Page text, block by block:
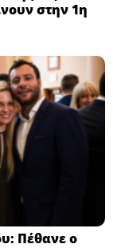
στην 1η
Πέθανε ο